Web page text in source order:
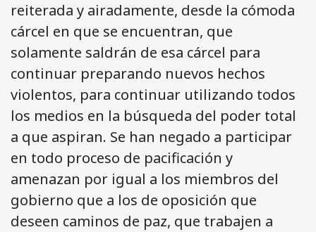
reiterada y airadamente, desde la cómoda
cárcel en que se encuentran, que
solamente saldrán de esa cárcel para
continuar preparando nuevos hechos
violentos, para continuar utilizando todos
los medios en la búsqueda del poder total
a que aspiran. Se han negado a participar
en todo proceso de pacificación y
amenazan por igual a los miembros del
gobierno que a los de oposición que
deseen caminos de paz, que trabajen a